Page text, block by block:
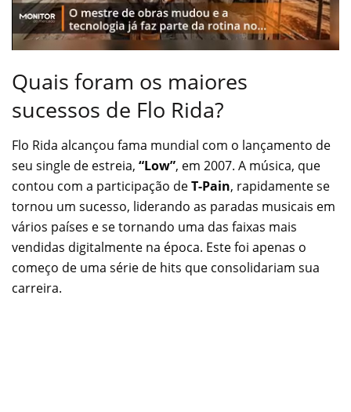
Quais foram os maiores
sucessos de Flo Rida?
Flo Rida alcançou fama mundial com o lançamento de
seu single de estreia, “Low”, em 2007. A música, que
contou com a participação deT-Pain, rapidamente se
tornou um sucesso, liderando as paradas musicais em
vários países e se tornando uma das faixas mais
vendidas digitalmente na época. Este foi apenas o
começo de uma série de hits que consolidariam sua
carreira.